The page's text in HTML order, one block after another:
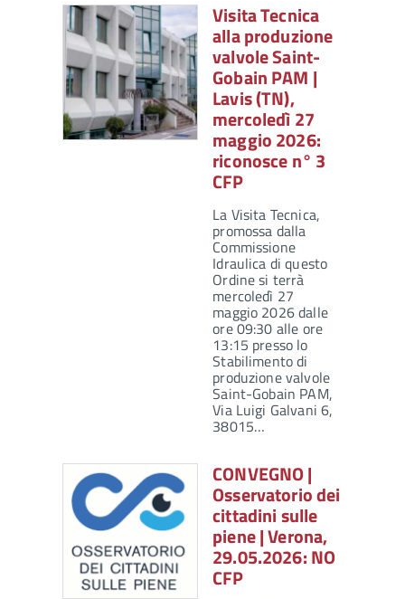
Visita Tecnica
alla produzione
valvole Saint-
Gobain PAM |
Lavis (TN),
mercoledì 27
maggio 2026:
riconosce n° 3
CFP
La Visita Tecnica,
promossa dalla
Commissione
Idraulica di questo
Ordine si terrà
mercoledì 27
maggio 2026 dalle
ore 09:30 alle ore
13:15 presso lo
Stabilimento di
produzione valvole
Saint-Gobain PAM,
Via Luigi Galvani 6,
38015…
CONVEGNO |
Osservatorio dei
cittadini sulle
piene | Verona,
29.05.2026: NO
CFP